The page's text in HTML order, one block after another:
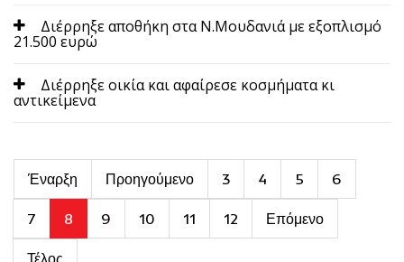
Διέρρηξε αποθήκη στα Ν.Μουδανιά με εξοπλισμό
21.500 ευρώ
Διέρρηξε οικία και αφαίρεσε κοσμήματα κι
αντικείμενα
Έναρξη Προηγούμενο 3 4 5 6
7 8 9 10 11 12 Επόμενο
Τέλος